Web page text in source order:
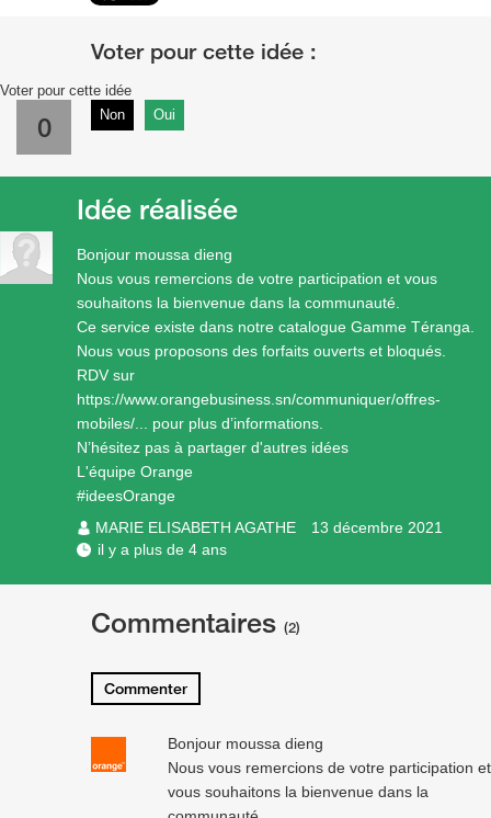
Voter pour cette idée
0 Non Oui
Bonjour moussa dieng
Nous vous remercions de votre participation et vous
souhaitons la bienvenue dans la communauté.
Ce service existe dans notre catalogue Gamme Téranga.
Nous vous proposons des forfaits ouverts et bloqués.
RDV sur
https://www.orangebusiness.sn/communiquer/offres-
mobiles/ ... pour plus d’informations.
N’hésitez pas à partager d'autres idées
L'équipe Orange
#ideesOrange
MARIE ELISABETH AGATHE
13 décembre 2021
il y a plus de 4 ans
Idée réalisée
Commentaires (2)
Commenter
Bonjour moussa dieng
Nous vous remercions de votre participation et
vous souhaitons la bienvenue dans la